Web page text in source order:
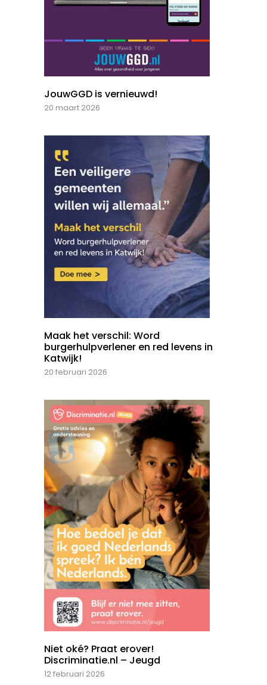
JouwGGD is vernieuwd!
20 maart 2026
Maak het verschil: Word
burgerhulpverlener en red levens in
Katwijk!
20 februari 2026
Niet oké? Praat erover!
Discriminatie.nl – Jeugd
12 februari 2026